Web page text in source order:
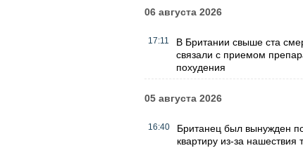
06 августа 2026
17:11
В Британии свыше ста
связали с приемом
похудения
05 августа 2026
16:40
Британец был вынужден
квартиру из-за нашествия